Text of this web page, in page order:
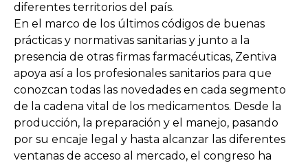
diferentes territorios del país.
En el marco de los últimos códigos de buenas
prácticas y normativas sanitarias y junto a la
presencia de otras firmas farmacéuticas, Zentiva
apoya así a los profesionales sanitarios para que
conozcan todas las novedades en cada segmento
de la cadena vital de los medicamentos. Desde la
producción, la preparación y el manejo, pasando
por su encaje legal y hasta alcanzar las diferentes
ventanas de acceso al mercado, el congreso ha